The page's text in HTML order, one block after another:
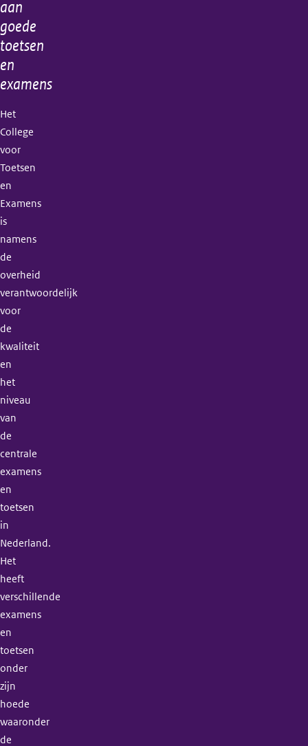
aan
goede
toetsen
en
examens
Het
College
voor
Toetsen
en
Examens
is
namens
de
overheid
verantwoordelijk
voor
de
kwaliteit
en
het
niveau
van
de
centrale
examens
en
toetsen
in
Nederland.
Het
heeft
verschillende
examens
en
toetsen
onder
zijn
hoede
waaronder
de